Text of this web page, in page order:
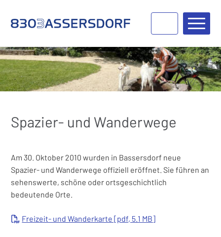
Navigieren in Bassersdorf
Spazier- und Wanderwege
Am 30. Oktober 2010 wurden in Bassersdorf neue
Spazier- und Wanderwege offiziell eröffnet. Sie führen an
sehenswerte, schöne oder ortsgeschichtlich
bedeutende Orte.
Freizeit- und Wanderkarte [pdf, 5.1 MB]